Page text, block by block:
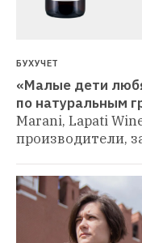
БУХУЧЕТ
«Малые дети
по натуральным
Marani, Lapati
производители,